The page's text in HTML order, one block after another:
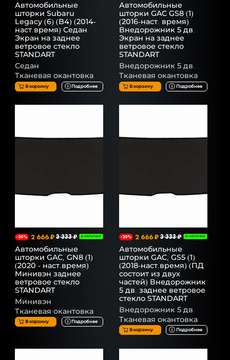
Автомобильные
шторки Subaru
Legacy (6) (B4) (2014-
наст.время) Седан
Экран на заднее
ветровое стекло
STANDART
Седан
Тканевая окантовка
В корзину Подробнее
Автомобильные
шторки GAC GS8 (1)
(2016-наст. время)
Внедорожник 5 дв.
Экран на заднее
ветровое стекло
STANDART
Внедорожник 5 дв.
Тканевая окантовка
В корзину Подробнее
-20% 2 666 ₽ 3 333 ₽ В НАЛИЧИИ
Автомобильные
шторки GAC, GN8 (1)
(2020 - наст.время)
Минивэн заднее
ветровое стекло
STANDART
Минивэн
Тканевая окантовка
В корзину Подробнее
-20% 2 666 ₽ 3 333 ₽ В НАЛИЧИИ
Автомобильные
шторки GAC, GS5 (1)
(2018-наст.время) (ПД
состоит из двух
частей) Внедорожник
5 дв. заднее ветровое
стекло STANDART
Внедорожник 5 дв.
Тканевая окантовка
В корзину Подробнее